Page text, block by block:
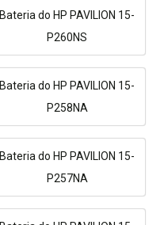
Bateria do HP PAVILION 15-
P260NS
Bateria do HP PAVILION 15-
P258NA
Bateria do HP PAVILION 15-
P257NA